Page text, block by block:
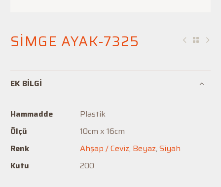
SİMGE AYAK-7325
EK BILGI
Hammadde
Plastik
Ölçü
10cm x 16cm
Renk
Ahşap / Ceviz, Beyaz, Siyah
Kutu
200